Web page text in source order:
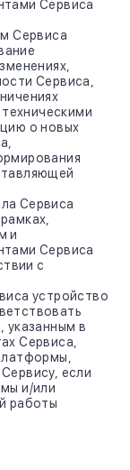
Сервиса
Сервиса
Сервиса,
о новых
Сервиса
и
Сервиса
с
устройство
указанным в
Сервиса,
если
и/или
работы